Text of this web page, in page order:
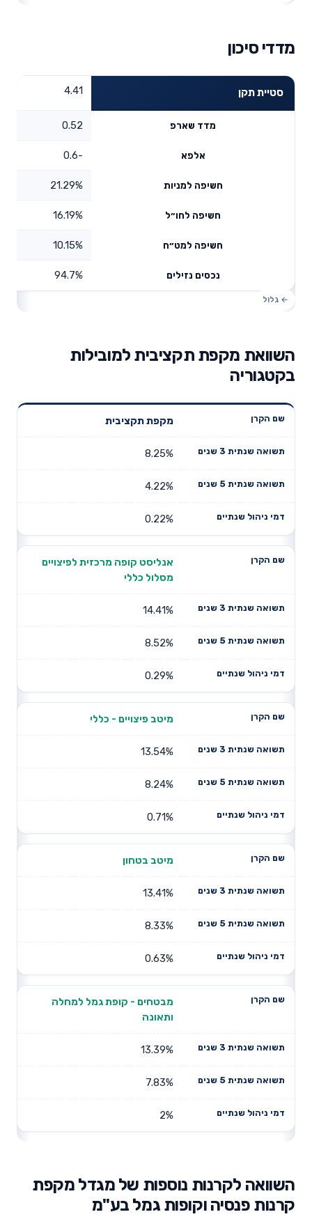
מדדי סיכון
סטיית תקן 4.41
מדד שארפ 0.52
אלפא -0.6
חשיפה למניות 21.29%
חשיפה לחו״ל 16.19%
חשיפה למט״ח 10.15%
נכסים נזילים 94.7%
השוואת מקפת תקציבית למובילות
בקטגוריה
שנים
תשואה
מקפת תקציבית
8.25%
4.22%
0.22%
אנליסט קופה מרכזית לפיצויים
מסלול כללי
14.41%
8.52%
0.29%
מיטב פיצויים - כללי
13.54%
8.24%
0.71%
מיטב בטחון
13.41%
8.33%
0.63%
מבטחים - קופת גמל למחלה
ותאונה
13.39%
7.83%
2%
השוואה לקרנות נוספות של מגדל מקפת
קרנות פנסיה וקופות גמל בע"מ